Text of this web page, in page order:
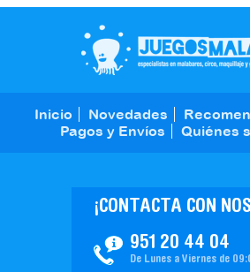
Inicio Novedades
Pagos y Envíos
Quiénes
951 20 44 04
¡CONTACTA CON
De Lunes a Viernes de